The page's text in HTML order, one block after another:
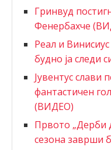
Гринвуд
Фенербахче
Реал и
будно ја следи
Јувентус слави
фантастичен
(ВИДЕО)
Првото „Дерби
сезона заврши